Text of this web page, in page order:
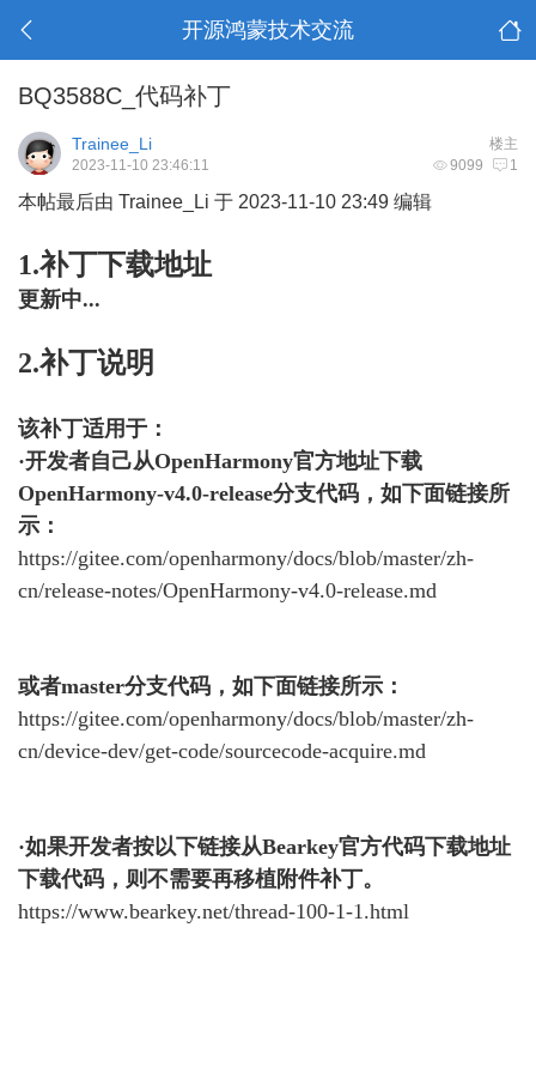
开源鸿蒙技术交流
BQ3588C_代码补丁
楼主
Trainee_Li
9099 1
2023-11-10 23:46:11
本帖最后由 Trainee_Li 于 2023-11-10 23:49 编辑
1.补丁下载地址
更新中...
2.补丁说明
该补丁适用于：
·开发者自己从OpenHarmony官方地址下载
OpenHarmony-v4.0-release分支代码，如下面链接所
示：
https://gitee.com/openharmony/docs/blob/master/zh-
cn/release-notes/OpenHarmony-v4.0-release.md
或者master分支代码，如下面链接所示：
https://gitee.com/openharmony/docs/blob/master/zh-
cn/device-dev/get-code/sourcecode-acquire.md
·如果开发者按以下链接从Bearkey官方代码下载地址
下载代码，则不需要再移植附件补丁。
https://www.bearkey.net/thread-100-1-1.html